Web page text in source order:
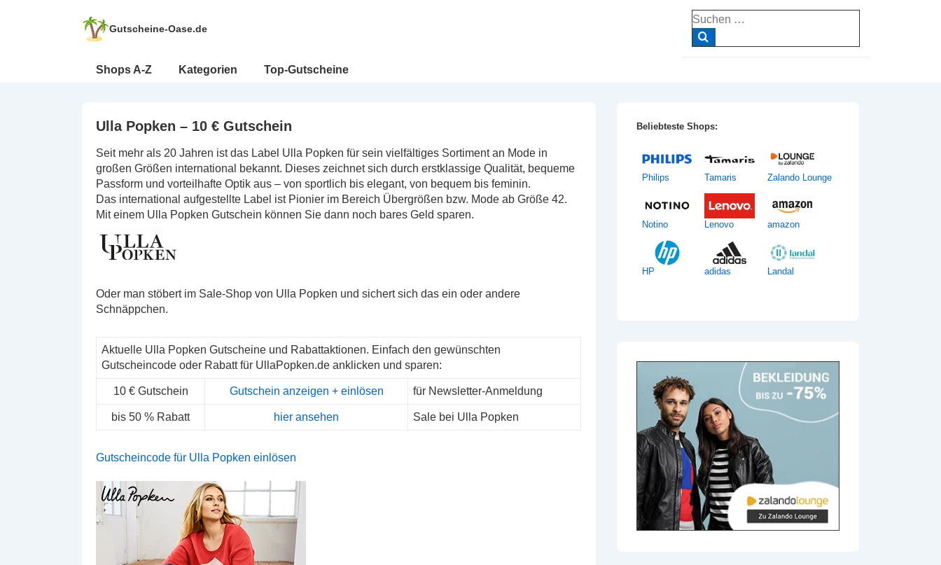
Gutscheine-Oase.de
Suche
nach:
Hauptnavigation
Shops A-Z Kategorien Top-Gutscheine
Ulla Popken – 10 € Gutschein
Seit mehr als 20 Jahren ist das Label Ulla Popken für sein vielfältiges Sortiment an Mode in
großen Größen international bekannt. Dieses zeichnet sich durch erstklassige Qualität, bequeme
Passform und vorteilhafte Optik aus – von sportlich bis elegant, von bequem bis feminin.
Das international aufgestellte Label ist Pionier im Bereich Übergrößen bzw. Mode ab Größe 42.
Mit einem Ulla Popken Gutschein können Sie dann noch bares Geld sparen.
Oder man stöbert im Sale-Shop von Ulla Popken und sichert sich das ein oder andere
Schnäppchen.
Aktuelle Ulla Popken Gutscheine und Rabattaktionen. Einfach den gewünschten
Gutscheincode oder Rabatt für UllaPopken.de anklicken und sparen:
10 € Gutschein Gutschein anzeigen + einlösen für Newsletter-Anmeldung
bis 50 % Rabatt hier ansehen Sale bei Ulla Popken
Gutscheincode für Ulla Popken einlösen
Beliebteste Shops:
Philips Tamaris Zalando Lounge
Notino Lenovo amazon
HP adidas Landal